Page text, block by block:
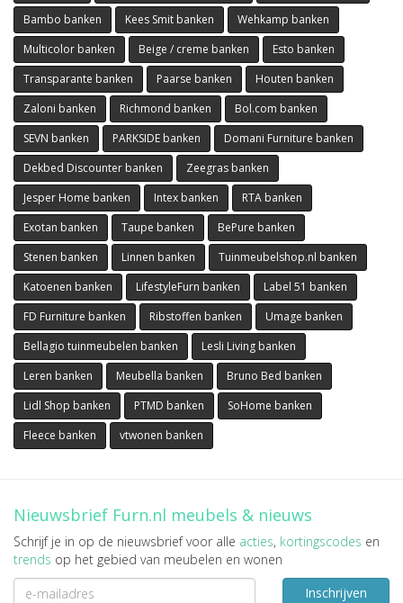
Bambo banken
Kees Smit banken
Wehkamp banken
Multicolor banken
Beige / creme banken
Esto banken
Transparante banken
Paarse banken
Houten banken
Zaloni banken
Richmond banken
Bol.com banken
SEVN banken
PARKSIDE banken
Domani Furniture banken
Dekbed Discounter banken
Zeegras banken
Jesper Home banken
Intex banken
RTA banken
Exotan banken
Taupe banken
BePure banken
Stenen banken
Linnen banken
Tuinmeubelshop.nl banken
Katoenen banken
LifestyleFurn banken
Label 51 banken
FD Furniture banken
Ribstoffen banken
Umage banken
Bellagio tuinmeubelen banken
Lesli Living banken
Leren banken
Meubella banken
Bruno Bed banken
Lidl Shop banken
PTMD banken
SoHome banken
Fleece banken
vtwonen banken
Nieuwsbrief Furn.nl meubels & nieuws
Schrijf je in op de nieuwsbrief voor alle acties, kortingscodes en
trends op het gebied van meubelen en wonen
Inschrijven